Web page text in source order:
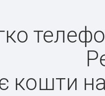
кошти